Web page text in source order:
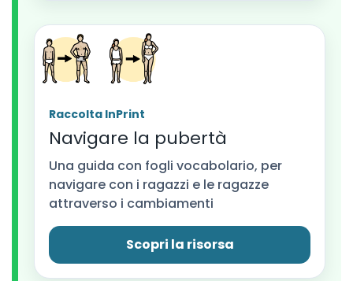
Raccolta InPrint
Navigare la pubertà
Una guida con fogli vocabolario, per
navigare con i ragazzi e le ragazze
attraverso i cambiamenti
Scopri la risorsa